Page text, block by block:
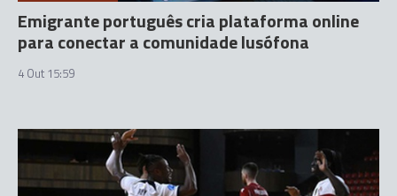
Emigrante português cria plataforma online
para conectar a comunidade lusófona
4 Out 15:59